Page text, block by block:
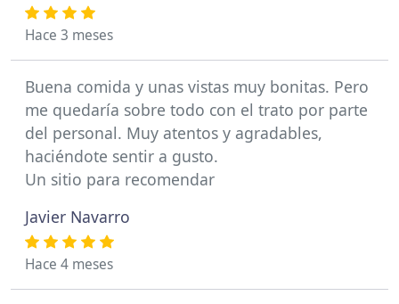
Hace 3 meses
Buena comida y unas vistas muy bonitas. Pero
me quedaría sobre todo con el trato por parte
del personal. Muy atentos y agradables,
haciéndote sentir a gusto.
Un sitio para recomendar
Javier Navarro
Hace 4 meses